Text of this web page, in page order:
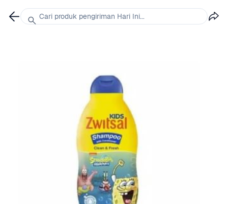
Cari produk pengiriman Hari Ini...